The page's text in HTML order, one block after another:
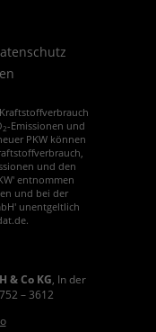
2-Emissionen und
PKW können
und den
entnommen
und bei der
unentgeltlich
& Co KG, In der
– 3612